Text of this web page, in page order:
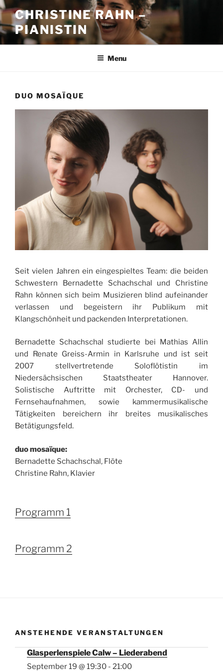
Skip
content
CHRISTINE RAHN –
PIANISTIN
Menu
DUO MOSAÏQUE
Seit vielen Jahren ein eingespieltes Team: die beiden
Schwestern Bernadette Schachschal und Christine
Rahn können sich beim Musizieren blind aufeinander
verlassen und begeistern ihr Publikum mit
Klangschönheit und packenden Interpretationen.
Bernadette Schachschal studierte bei Mathias Allin
und Renate Greiss-Armin in Karlsruhe und ist seit
2007 stellvertretende Soloflötistin im
Niedersächsischen Staatstheater Hannover.
Solistische Auftritte mit Orchester, CD- und
Fernsehaufnahmen, sowie kammermusikalische
Tätigkeiten bereichern ihr breites musikalisches
Betätigungsfeld.
duo mosaïque:
Bernadette Schachschal, Flöte
Christine Rahn, Klavier
Programm 1
Programm 2
ANSTEHENDE VERANSTALTUNGEN
Glasperlenspiele Calw – Liederabend
September 19 @ 19:30 - 21:00